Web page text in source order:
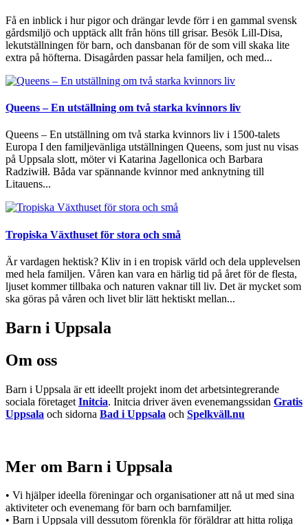
Få en inblick i hur pigor och drängar levde förr i en gammal svensk
gårdsmiljö och upptäck allt från höns till grisar. Besök Lill-Disa,
lekutställningen för barn, och dansbanan för de som vill skaka lite
extra på höfterna. Disagården passar hela familjen, och med...
Queens – En utställning om två starka kvinnors liv
Queens – En utställning om två starka kvinnors liv i 1500-talets
Europa I den familjevänliga utställningen Queens, som just nu visas
på Uppsala slott, möter vi Katarina Jagellonica och Barbara
Radziwiłł. Båda var spännande kvinnor med anknytning till
Litauens...
Tropiska Växthuset för stora och små
Är vardagen hektisk? Kliv in i en tropisk värld och dela upplevelsen
med hela familjen. Våren kan vara en härlig tid på året för de flesta,
ljuset kommer tillbaka och naturen vaknar till liv. Det är mycket som
ska göras på våren och livet blir lätt hektiskt mellan...
Barn i Uppsala
Om oss
Barn i Uppsala är ett ideellt projekt inom det arbetsintegrerande
sociala företaget Initcia. Initcia driver även evenemangssidan Gratis
Uppsala och sidorna Bad i Uppsala och Spelkväll.nu
Mer om Barn i Uppsala
• Vi hjälper ideella föreningar och organisationer att nå ut med sina
aktiviteter och evenemang för barn och barnfamiljer.
• Barn i Uppsala vill dessutom förenkla för föräldrar att hitta roliga